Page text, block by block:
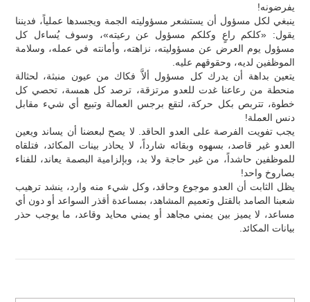
يفرضونه!
ينبغي لكل مسؤول أن يستشعر مسؤوليته الجمة ويجسدها عملياً، فديننا
يقول: «كلكم راعٍ وكلكم مسؤول عن رعيته»، وسوف يُساءل كل
مسؤول يوم العرض عن مسؤوليته، نزاهته، وأمانته في عمله، وسلامة
الموظفين لديه، وحقوقهم عليه.
يتعين بداهة أن يدرك كل مسؤول ألاَّ فكاك من عيون منبثة، لحثالة
منحطة من رعاعنا غدت للعدو مرتزقة، ترصد كل همسة، تحصي كل
خطوة، تتربص بكل حركة، لتقع برجس العمالة وتبيع أي شيء مقابل
دنس العملة!
يجب تفويت الفرصة على العدو الحاقد. لا يصح لبعضنا أن يساند ويعين
العدو غير قاصد، بسهوه وبقائه شارداً، لا يحاذر بينات المكائد، فتلقاه
للموظفين حاشداً، من غير حاجة ولا بد، وبإلزامية البصمة يعاند، للفناء
بصاروخ واحد!
يظل الثابت أن العدو موجوع وحاقد، وكل شيء منه وارد، ينشد ترهيب
شعبنا الصامد بالقتل وتعميم المشاهد، بمساعدة أقذر السواعد أو دون أي
مساعد، لا يميز بين يمني مجاهد أو يمني محايد وقاعد، ما يوجب حذر
بيانات المكائد.